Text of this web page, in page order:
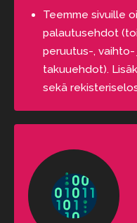
Teemme sivuille
palautusehdot
peruutus-, vaihto-
takuuehdot).
sekä